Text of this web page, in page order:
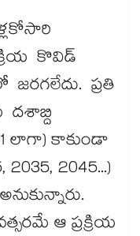
కొవిడ్
ప్రతి
దశాబ్ది
లాగా) కాకుండా
2045...)
ఆ ప్రక్రియ